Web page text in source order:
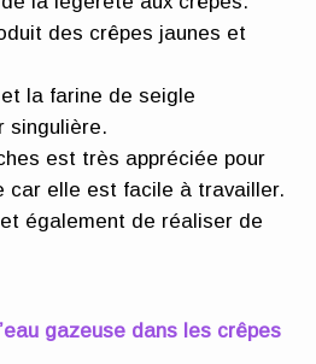
des crêpes jaunes et
la farine de seigle
singulière.
est très appréciée pour
car elle est facile à travailler.
également de réaliser de
gazeuse dans les crêpes